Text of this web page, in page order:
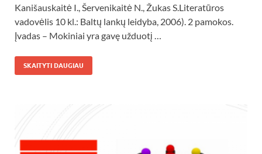
Kanišauskaitė I., Šervenikaitė N., Žukas S.Literatūros
vadovėlis 10 kl.: Baltų lankų leidyba, 2006). 2 pamokos.
Įvadas – Mokiniai yra gavę užduotį …
SKAITYTI DAUGIAU